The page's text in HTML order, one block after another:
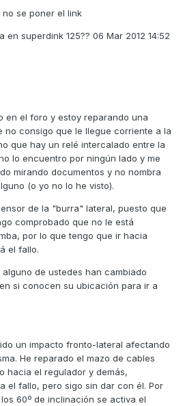
se poner el link
en superdink 125?? 06 Mar 2012 14:52
en el foro y estoy reparando una
no consigo que le llegue corriente a la
que hay un relé intercalado entre la
lo encuentro por ningún lado y me
mirando documentos y no nombra
(o yo no lo he visto).
de la "burra" lateral, puesto que
comprobado que no le está
por lo que tengo que ir hacia
el fallo.
de ustedes han cambiado
si conocen su ubicación para ir a
un impacto fronto-lateral afectando
He reparado el mazo de cables
hacia el regulador y demás,
el fallo, pero sigo sin dar con él. Por
60º de inclinación se activa el